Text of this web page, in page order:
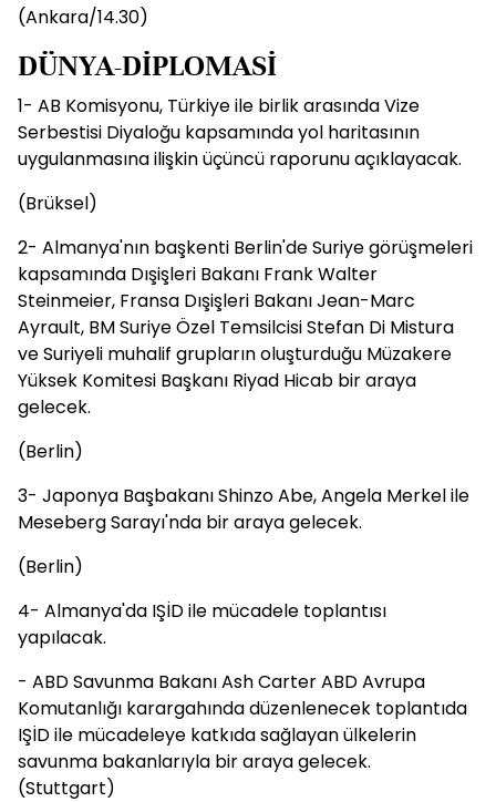
(Ankara/14.30)
DÜNYA-DİPLOMASİ
1- AB Komisyonu, Türkiye ile birlik arasında Vize
Serbestisi Diyaloğu kapsamında yol haritasının
uygulanmasına ilişkin üçüncü raporunu açıklayacak.
(Brüksel)
2- Almanya'nın başkenti Berlin'de Suriye görüşmeleri
kapsamında Dışişleri Bakanı Frank Walter
Steinmeier, Fransa Dışişleri Bakanı Jean-Marc
Ayrault, BM Suriye Özel Temsilcisi Stefan Di Mistura
ve Suriyeli muhalif grupların oluşturduğu Müzakere
Yüksek Komitesi Başkanı Riyad Hicab bir araya
gelecek.
(Berlin)
3- Japonya Başbakanı Shinzo Abe, Angela Merkel ile
Meseberg Sarayı'nda bir araya gelecek.
(Berlin)
4- Almanya'da IŞİD ile mücadele toplantısı
yapılacak.
- ABD Savunma Bakanı Ash Carter ABD Avrupa
Komutanlığı karargahında düzenlenecek toplantıda
IŞİD ile mücadeleye katkıda sağlayan ülkelerin
savunma bakanlarıyla bir araya gelecek.
(Stuttgart)